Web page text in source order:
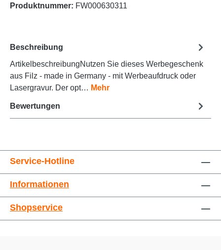
Produktnummer: FW000630311
Beschreibung
ArtikelbeschreibungNutzen Sie dieses Werbegeschenk
aus Filz - made in Germany - mit Werbeaufdruck oder
Lasergravur. Der opt… Mehr
Bewertungen
Service-Hotline
Informationen
Shopservice
Animationen stoppen Überschriften hervorheben
Großer Cursor